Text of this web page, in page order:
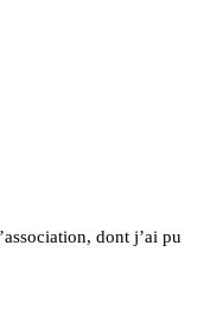
dont j’ai pu